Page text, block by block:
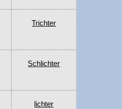
Trichter
Schlichter
lichter